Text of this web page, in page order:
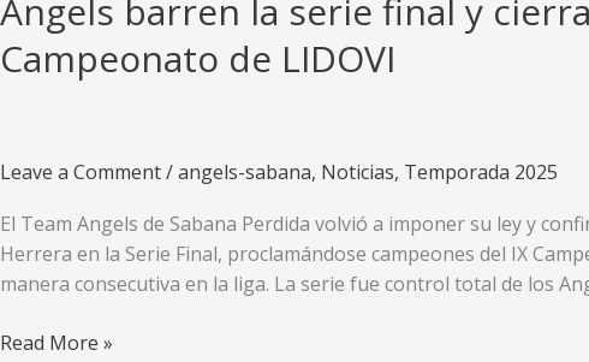
Angels barren la serie final y
Campeonato de LIDOVI
Leave a Comment/angels-sabana, Noticias, Temporada 2025
El Team Angels de Sabana Perdida volvió a imponer su ley y
Herrera en la Serie Final, proclamándose campeones del IX
manera consecutiva en la liga. La serie fue control total de los
Angels
Read More »